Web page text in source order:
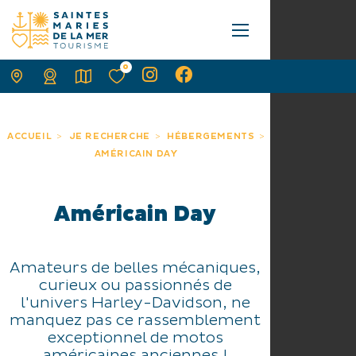
ACCUEIL JE RECHERCHE
HÉBERGEMENTS
AMÉRICAIN DAY
Américain Day
Amateurs de belles mécaniques,
curieux ou passionnés de
l'univers Harley-Davidson, ne
manquez pas ce rassemblement
exceptionnel de motos
0